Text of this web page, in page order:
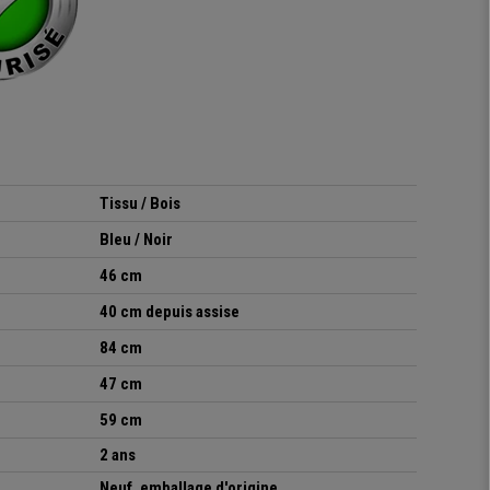
Tissu / Bois
Bleu / Noir
46 cm
40 cm depuis assise
84 cm
47 cm
59 cm
2 ans